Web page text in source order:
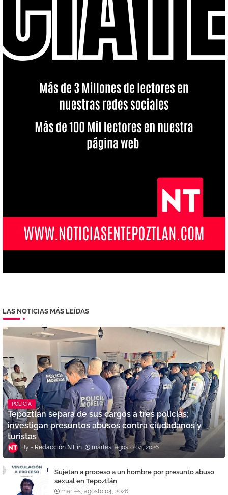
LAS NOTICIAS MÁS LEÍDAS
POLICÍA
Tepoztlán separa de sus cargos a tres policías;
investigan presuntos abusos contra ciudadanos y
turistas
Redacción NT martes, agosto 04, 2026
Sujetan a proceso a un hombre por presunto abuso
sexual en Tepoztlán
martes, agosto 04, 2026